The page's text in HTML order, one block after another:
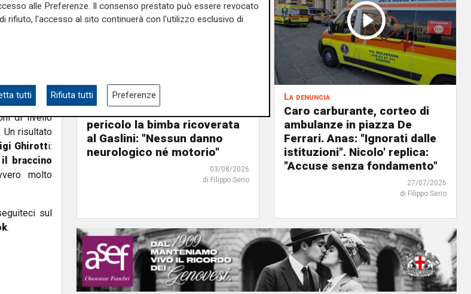
a quelli dei
di far
anni si
milione di
graduatoria
di livello
Un risultato
Ghirotti:
braccino
molto
sul
.
Il miracolo
Incidente a Catanzaro, è fuori
pericolo la bimba ricoverata
al Gaslini: "Nessun danno
neurologico né motorio"
03/08/2026
di Filippo Serio
La denuncia
Caro carburante, corteo di
ambulanze in piazza De
Ferrari. Anas: "Ignorati dalle
istituzioni". Nicolo' replica:
"Accuse senza fondamento"
27/07/2026
di Filippo Serio
alle Preferenze. Il consenso prestato può essere revocato
rifiuto, l'accesso al sito continuerà con l'utilizzo esclusivo di
tutti Rifiuta tutti Preferenze